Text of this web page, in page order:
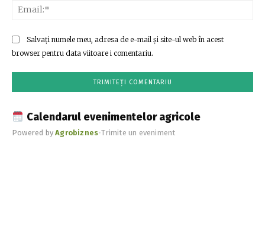
Salvați numele meu, adresa de e-mail și site-ul web în acest
browser pentru data viitoare i comentariu.
Calendarul evenimentelor agricole
Powered byAgrobiznes•Trimite un eveniment